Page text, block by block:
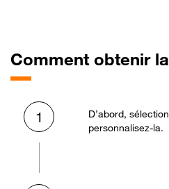
Comment obtenir
1
D’abord,
personnalisez-la.